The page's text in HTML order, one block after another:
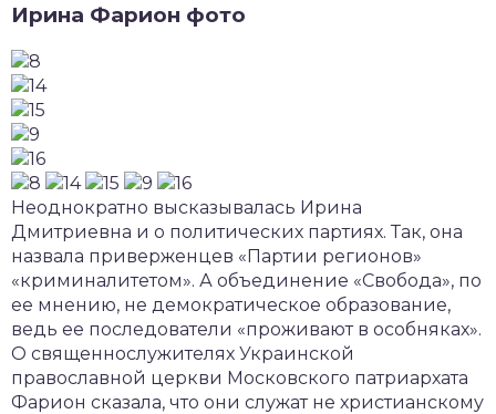
Ирина Фарион фото
Неоднократно высказывалась Ирина
Дмитриевна и о политических партиях. Так, она
назвала приверженцев «Партии регионов»
«криминалитетом». А объединение «Свобода», по
ее мнению, не демократическое образование,
ведь ее последователи «проживают в особняках».
О священнослужителях Украинской
православной церкви Московского патриархата
Фарион сказала, что они служат не христианскому